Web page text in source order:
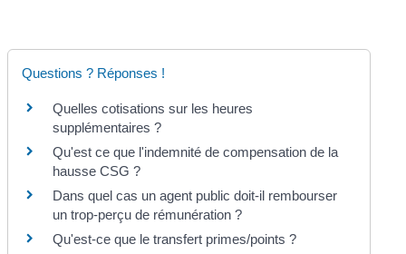
Questions ? Réponses !
Quelles cotisations sur les heures
supplémentaires ?
Qu'est ce que l'indemnité de compensation de la
hausse CSG ?
Dans quel cas un agent public doit-il rembourser
un trop-perçu de rémunération ?
Qu'est-ce que le transfert primes/points ?